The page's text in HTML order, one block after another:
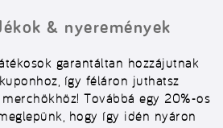
& nyeremények
garantáltan hozzájutnak
így féláron juthatsz
ökhöz! Továbbá egy 20%-os
hogy így idén nyáron